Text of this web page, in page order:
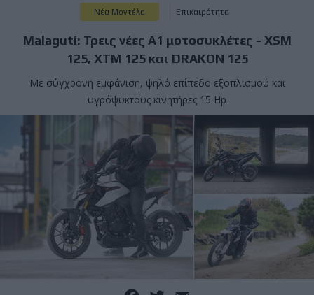
Νέα Μοντέλα Επικαιρότητα
Malaguti: Τρεις νέες Α1 μοτοσυκλέτες - XSM
125, XTM 125 και DRAKON 125
Με σύγχρονη εμφάνιση, ψηλό επίπεδο εξοπλισμού και
υγρόψυκτους κινητήρες 15 Hp